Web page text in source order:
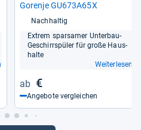
Gorenje GU673A65X
Nachhaltig
Extrem spar­sa­mer Unter­bau-​
Geschirr­spü­ler für große Haus­
halte
Weiterlesen
€
Angebote vergleichen